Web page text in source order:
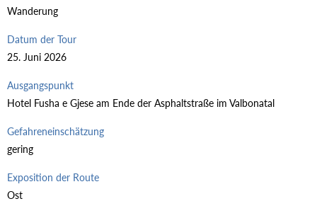
Wanderung
Datum der Tour
25. Juni 2026
Ausgangspunkt
Hotel Fusha e Gjese am Ende der Asphaltstraße im Valbonatal
Gefahreneinschätzung
gering
Exposition der Route
Ost